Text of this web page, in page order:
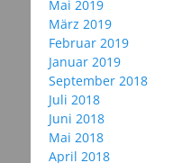
Mai 2019
März 2019
Februar 2019
Januar 2019
September 2018
Juli 2018
Juni 2018
Mai 2018
April 2018